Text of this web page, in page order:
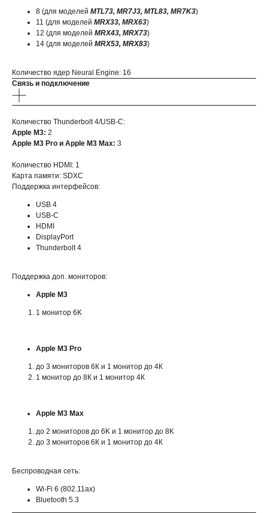
8 (для моделей MTL73, MR7J3, MTL83, MR7K3)
11 (для моделей MRX33, MRX63)
12 (для моделей MRX43, MRX73)
14 (для моделей MRX53, MRX83)
Количество ядер Neural Engine: 16
Связь и подключение
Количество Thunderbolt 4/USB‑C:
Apple M3: 2
Apple M3 Pro и Apple M3 Max: 3
Количество HDMI: 1
Карта памяти: SDXC
Поддержка интерфейсов:
USB 4
USB-C
HDMI
DisplayPort
Thunderbolt 4
Поддержка доп. мониторов:
Apple M3
1 монитор 6K
Apple M3 Pro
до 3 мониторов 6К и 1 монитор до 4К
1 монитор до 8К и 1 монитор 4К
Apple M3 Max
до 2 мониторов до 6K и 1 монитор до 8K
до 3 мониторов 6К и 1 монитор до 4К
Беспроводная сеть:
Wi-Fi 6 (802.11ax)
Bluetooth 5.3